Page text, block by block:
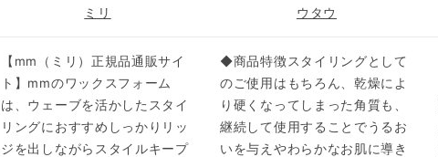
ミリ ウタウ
【mm（ミリ）正規品通販サイ
ト】mmのワックスフォーム
は、ウェーブを活かしたスタイ
リングにおすすめしっかりリッ
ジを出しながらスタイルキープ
◆商品特徴スタイリングとして
のご使用はもちろん、乾燥によ
り硬くなってしまった角質も、
継続して使用することでうるお
いを与えやわらかなお肌に導き